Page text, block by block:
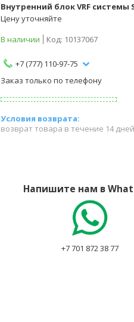
Внутренний блок VRF системы
Цену уточняйте
В наличии
Код: 10137067
+7 (777) 110-97-75
Заказ только по телефону
возврат товара в течение 14 дней
Напишите нам в
+7 701 872 38 77